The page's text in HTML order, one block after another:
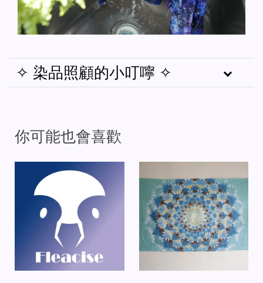
✧ 染品照顧的小叮嚀 ✧
你可能也會喜歡